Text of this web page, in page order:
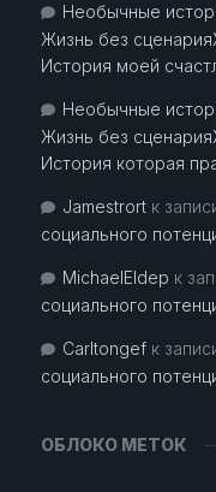
Необычные
Жизнь без
История моей
Необычные
Жизнь без
История которая
Jamestrortк
социального
MichaelEldep к
социального
Carltongefк
социального
ОБЛОКО МЕТОК